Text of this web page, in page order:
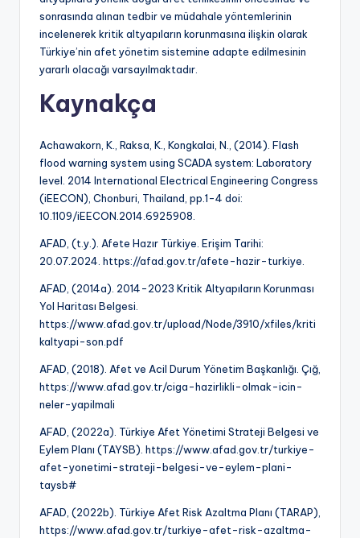
sonrasında alınan tedbir ve müdahale yöntemlerinin
incelenerek kritik altyapıların korunmasına ilişkin olarak
Türkiye’nin afet yönetim sistemine adapte edilmesinin
yararlı olacağı varsayılmaktadır.
Kaynakça
Achawakorn, K., Raksa, K., Kongkalai, N., (2014). Flash
flood warning system using SCADA system: Laboratory
level. 2014 International Electrical Engineering Congress
(iEECON), Chonburi, Thailand, pp.1-4 doi:
10.1109/iEECON.2014.6925908.
AFAD, (t.y.). Afete Hazır Türkiye. Erişim Tarihi:
20.07.2024. https://afad.gov.tr/afete-hazir-turkiye.
AFAD, (2014a). 2014-2023 Kritik Altyapıların Korunması
Yol Haritası Belgesi.
https://www.afad.gov.tr/upload/Node/3910/xfiles/kriti
kaltyapi-son.pdf
AFAD, (2018). Afet ve Acil Durum Yönetim Başkanlığı. Çığ,
https://www.afad.gov.tr/ciga-hazirlikli-olmak-icin-
neler-yapilmali
AFAD, (2022a). Türkiye Afet Yönetimi Strateji Belgesi ve
Eylem Planı (TAYSB). https://www.afad.gov.tr/turkiye-
afet-yonetimi-strateji-belgesi-ve-eylem-plani-
taysb#
AFAD, (2022b). Türkiye Afet Risk Azaltma Planı (TARAP),
https://www.afad.gov.tr/turkiye-afet-risk-azaltma-